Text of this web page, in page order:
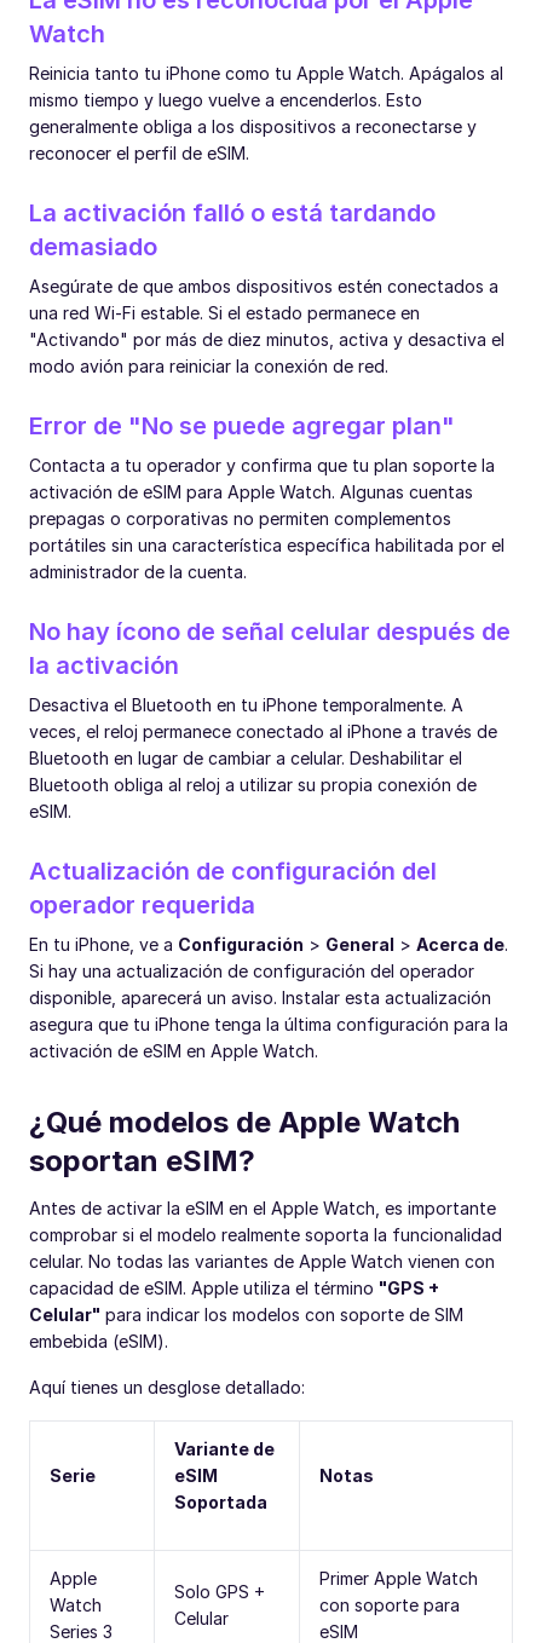
Watch
Reinicia tanto tu iPhone como tu Apple Watch. Apágalos al
mismo tiempo y luego vuelve a encenderlos. Esto
generalmente obliga a los dispositivos a reconectarse y
reconocer el perfil de eSIM.
La activación falló o está tardando
demasiado
Asegúrate de que ambos dispositivos estén conectados a
una red Wi-Fi estable. Si el estado permanece en
"Activando" por más de diez minutos, activa y desactiva el
modo avión para reiniciar la conexión de red.
Error de "No se puede agregar plan"
Contacta a tu operador y confirma que tu plan soporte la
activación de eSIM para Apple Watch. Algunas cuentas
prepagas o corporativas no permiten complementos
portátiles sin una característica específica habilitada por el
administrador de la cuenta.
No hay ícono de señal celular después de
la activación
Desactiva el Bluetooth en tu iPhone temporalmente. A
veces, el reloj permanece conectado al iPhone a través de
Bluetooth en lugar de cambiar a celular. Deshabilitar el
Bluetooth obliga al reloj a utilizar su propia conexión de
eSIM.
Actualización de configuración del
operador requerida
En tu iPhone, ve a Configuración > General > Acerca de.
Si hay una actualización de configuración del operador
disponible, aparecerá un aviso. Instalar esta actualización
asegura que tu iPhone tenga la última configuración para la
activación de eSIM en Apple Watch.
¿Qué modelos de Apple Watch
soportan eSIM?
Antes de activar la eSIM en el Apple Watch, es importante
comprobar si el modelo realmente soporta la funcionalidad
celular. No todas las variantes de Apple Watch vienen con
capacidad de eSIM. Apple utiliza el término "GPS +
Celular" para indicar los modelos con soporte de SIM
embebida (eSIM).
Aquí tienes un desglose detallado:
Serie
Variante de
eSIM
Soportada
Notas
Apple
Watch
Series 3
Solo GPS +
Celular
Primer Apple Watch
con soporte para
eSIM